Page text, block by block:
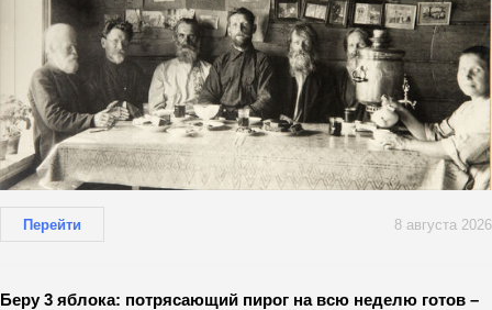
Перейти 8 августа 2026
Беру 3 яблока: потрясающий пирог на всю неделю готов –